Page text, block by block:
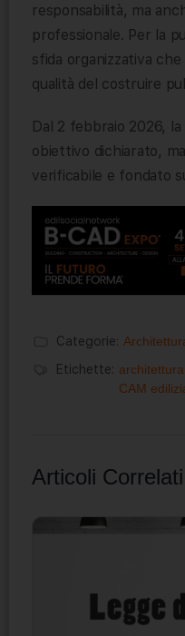
responsabilità, ma
professionale. Per la
sfida organizzativa
qualità del costruire
Dal 2 febbraio 2026,
obiettivo dichiarato,
verificabile e fondato
Categorie:
Etichette: architettura
CAM
Articoli Correlati